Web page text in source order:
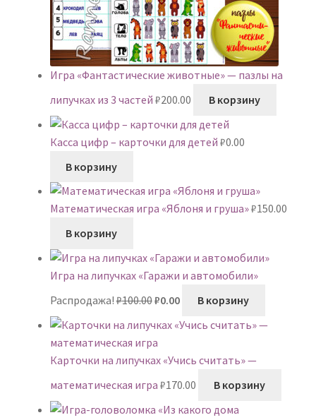
Игра «Фантастические животные» — пазлы на
липучках из 3 частей ₽200.00 В корзину
Касса цифр – карточки для детей ₽0.00
В корзину
Математическая игра «Яблоня и груша»₽150.00
В корзину
Игра на липучках «Гаражи и автомобили»
Распродажа!₽100.00
составляла
₽100.00.
₽0.00
₽0.00.
В корзину
Карточки на липучках «Учись считать» —
математическая игра ₽170.00 В корзину